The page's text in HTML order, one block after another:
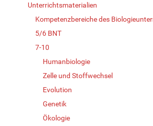
Unterrichtsmaterialien
Kompetenzbereiche des
5/6 BNT
7-10
Humanbiologie
Zelle und Stoffwechsel
Evolution
Genetik
Ökologie